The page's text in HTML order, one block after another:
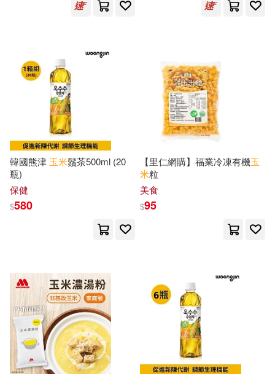
（美）阿瑟·米勒(6)
（荷蘭）迪克·布魯納(6)
(比)傑夫·尼斯(5)
(英)奧基爾維(5)
上海書畫出版社 編(5)
世一文化編輯群(5)
全國畜牧總站，中國農業科學院北
京畜牧獸醫研究所(5)
幸福文化(20) 明天出版社(20)
秀威資訊(20) 釀出版(20)
黃山書社(20)
上海科學技術文獻出版社(19)
宗教文化出版社(19)
小天下(19)
新星出版社(19) 臉譜(19)
韓國熊津 玉米鬚茶500ml (20
瓶)
保健
$580
【里仁網購】福業冷凍有機玉
米粒
美食
$95